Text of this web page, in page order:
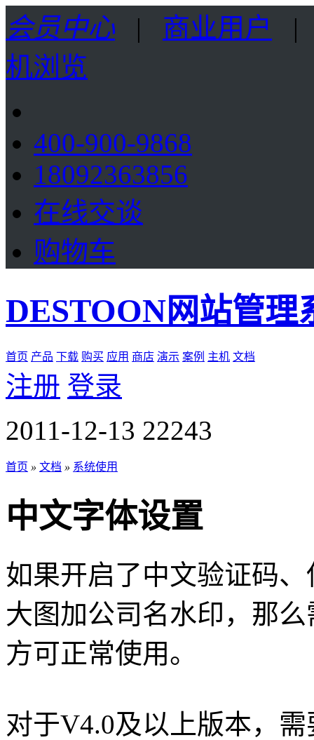
会员中心 | 商业用户
机浏览
400-900-9868
18092363856
在线交谈
购物车
DESTOON网站管理
首页 产品 下载 购买 应用 商店 演示 案例 主机 文档
注册 登录
2011-12-13 22243
首页 » 文档 » 系统使用
中文字体设置
如果开启了中文验证码
大图加公司名水印，那
方可正常使用。
对于V4.0及以上版本，